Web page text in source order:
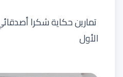
تمارين حكاية شكرا
الأول